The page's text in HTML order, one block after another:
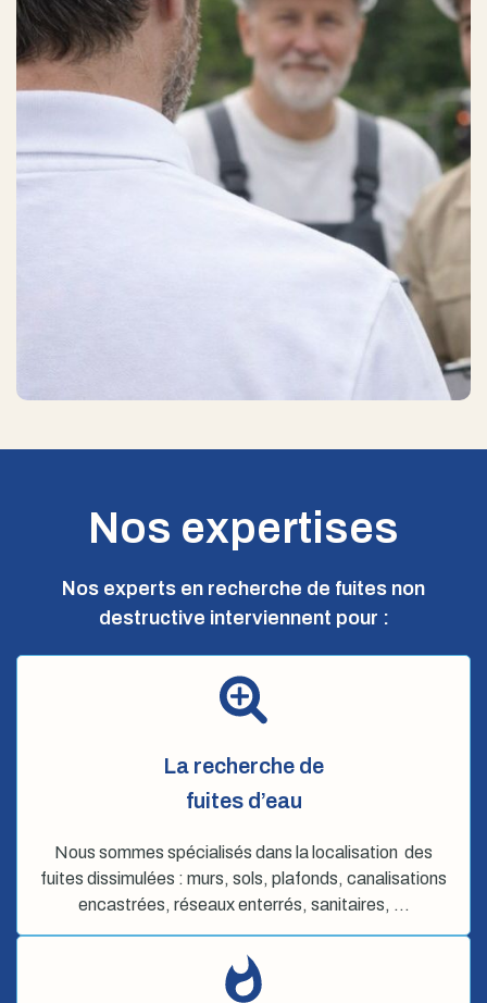
Nos expertises
Nos experts en recherche de fuites non
destructive interviennent pour :
La recherche de
fuites d’eau
Nous sommes spécialisés dans la localisation des
fuites dissimulées : murs, sols, plafonds, canalisations
encastrées, réseaux enterrés, sanitaires, …